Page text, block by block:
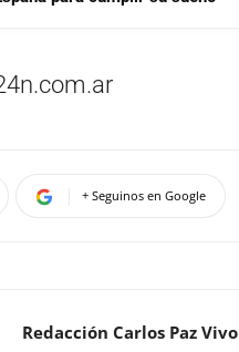
+ Seguinos en Google
Redacción Carlos Paz Vivo